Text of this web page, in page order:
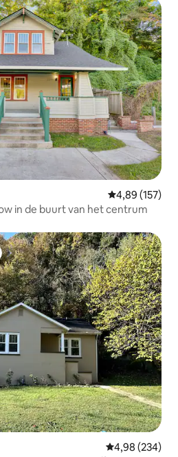
Gemiddelde
4,89 (157)
in de buurt van het centrum
Gemiddelde
4,98 (234)